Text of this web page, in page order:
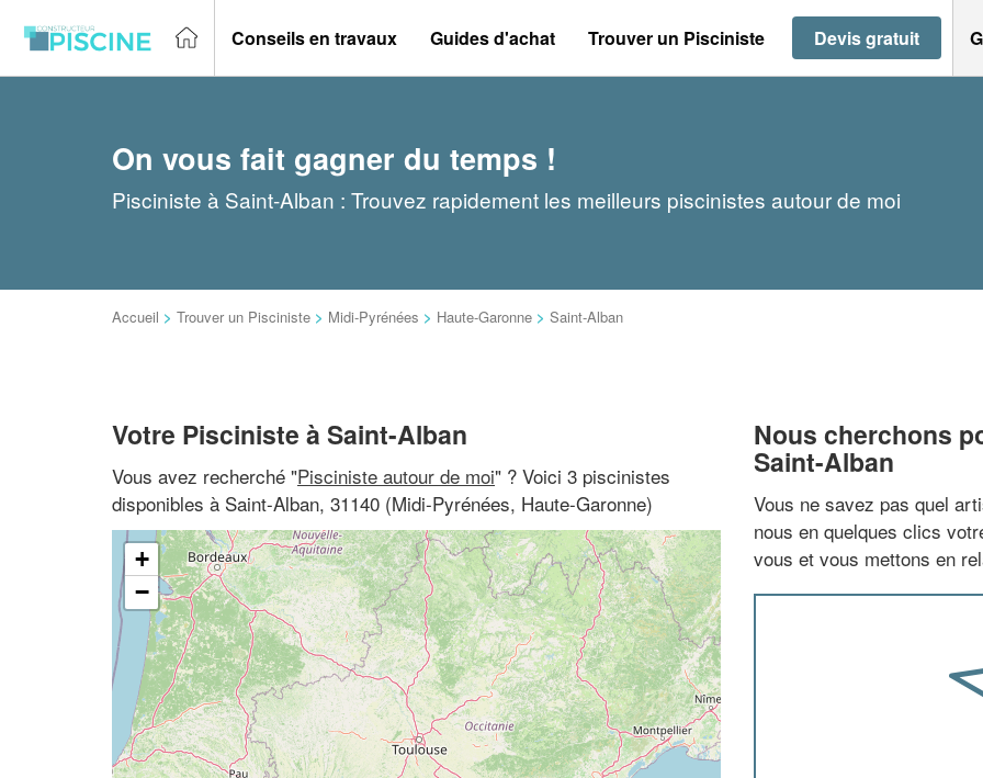
Conseils en travaux Guides d'achat Trouver un Pisciniste Devis gratuit
On vous fait gagner du temps !
Pisciniste à Saint-Alban : Trouvez rapidement les meilleurs piscinistes autour de moi
Accueil > Trouver un Pisciniste > Midi-Pyrénées > Haute-Garonne > Saint-Alban
Votre Pisciniste à Saint-Alban
Vous avez recherché "Pisciniste autour de moi" ? Voici 3 piscinistes
disponibles à Saint-Alban, 31140 (Midi-Pyrénées, Haute-Garonne)
+
−
Nous cherchons
Saint-Alban
Vous ne savez pas quel
nous en quelques clics
vous et vous mettons en